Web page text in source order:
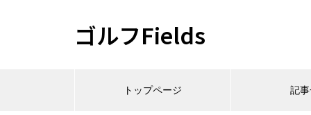
ゴルフFields
トップページ 記